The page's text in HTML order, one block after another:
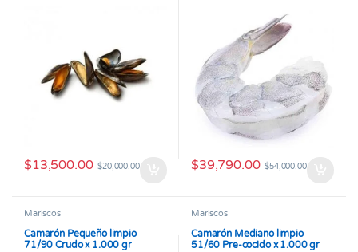
$13,500.00 $20,000.00 $39,790.00 $54,000.00
Mariscos
Camarón Pequeño limpio
71/90 Crudo x 1.000 gr
Mariscos
Camarón Mediano limpio
51/60 Pre-cocido x 1.000 gr